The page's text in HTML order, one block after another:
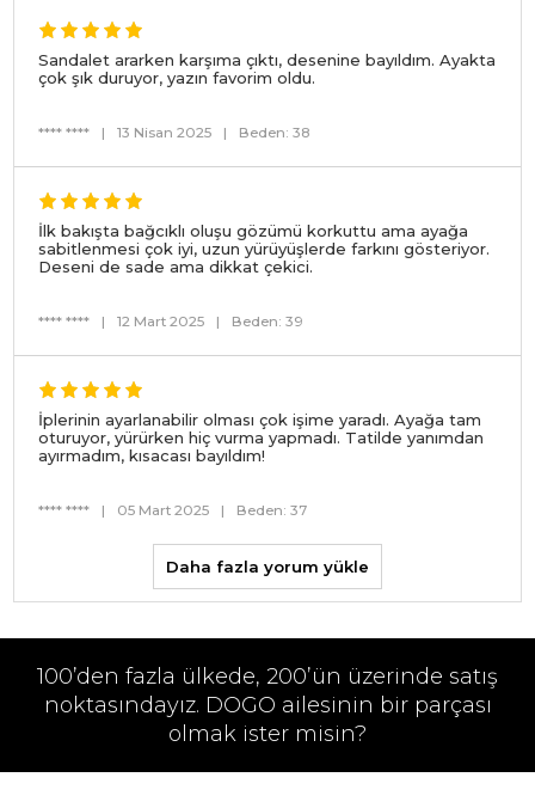
Sandalet ararken karşıma çıktı, desenine bayıldım. Ayakta
çok şık duruyor, yazın favorim oldu.
**** **** | 13 Nisan 2025 | Beden: 38
İlk bakışta bağcıklı oluşu gözümü korkuttu ama ayağa
sabitlenmesi çok iyi, uzun yürüyüşlerde farkını gösteriyor.
Deseni de sade ama dikkat çekici.
**** **** | 12 Mart 2025 | Beden: 39
İplerinin ayarlanabilir olması çok işime yaradı. Ayağa tam
oturuyor, yürürken hiç vurma yapmadı. Tatilde yanımdan
ayırmadım, kısacası bayıldım!
**** **** | 05 Mart 2025 | Beden: 37
Daha fazla yorum yükle
100’den fazla ülkede, 200’ün üzerinde satış
noktasındayız. DOGO ailesinin bir parçası
olmak ister misin?